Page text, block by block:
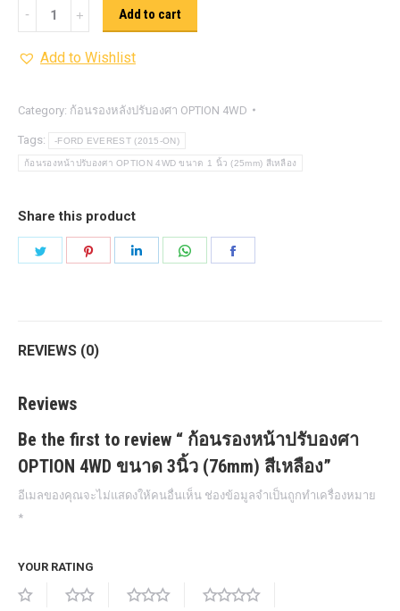
รอง
หน้า
องศา
OPTION
4WD ขนาด
(76mm)
สี
เหลือง
Add to cart
Add to Wishlist
Category: ก้อนรองหลังปรับองศา OPTION 4WD
Tags: -FORD EVEREST (2015-ON)
ก้อนรองหน้าปรับองศา OPTION 4WD ขนาด 1 นิ้ว (25mm) สีเหลือง
Share this product
REVIEWS (0)
Reviews
Be the first to review “ ก้อนรองหน้าปรับองศา
OPTION 4WD ขนาด 3นิ้ว (76mm) สีเหลือง”
อีเมลของคุณจะไม่แสดงให้คนอื่นเห็น ช่องข้อมูลจำเป็นถูกทำเครื่องหมาย
*
YOUR RATING